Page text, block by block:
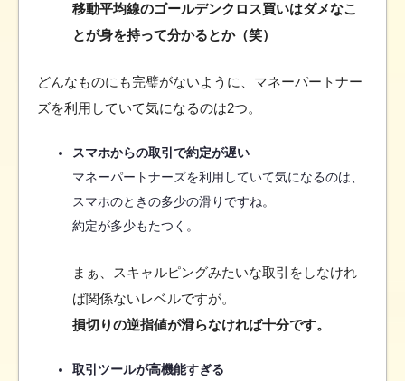
移動平均線のゴールデンクロス買いはダメなこ
とが身を持って分かるとか（笑）
どんなものにも完璧がないように、マネーパートナー
ズを利用していて気になるのは2つ。
スマホからの取引で約定が遅い
マネーパートナーズを利用していて気になるのは、
スマホのときの多少の滑りですね。
約定が多少もたつく。
まぁ、スキャルピングみたいな取引をしなけれ
ば関係ないレベルですが。
損切りの逆指値が滑らなければ十分です。
取引ツールが高機能すぎる